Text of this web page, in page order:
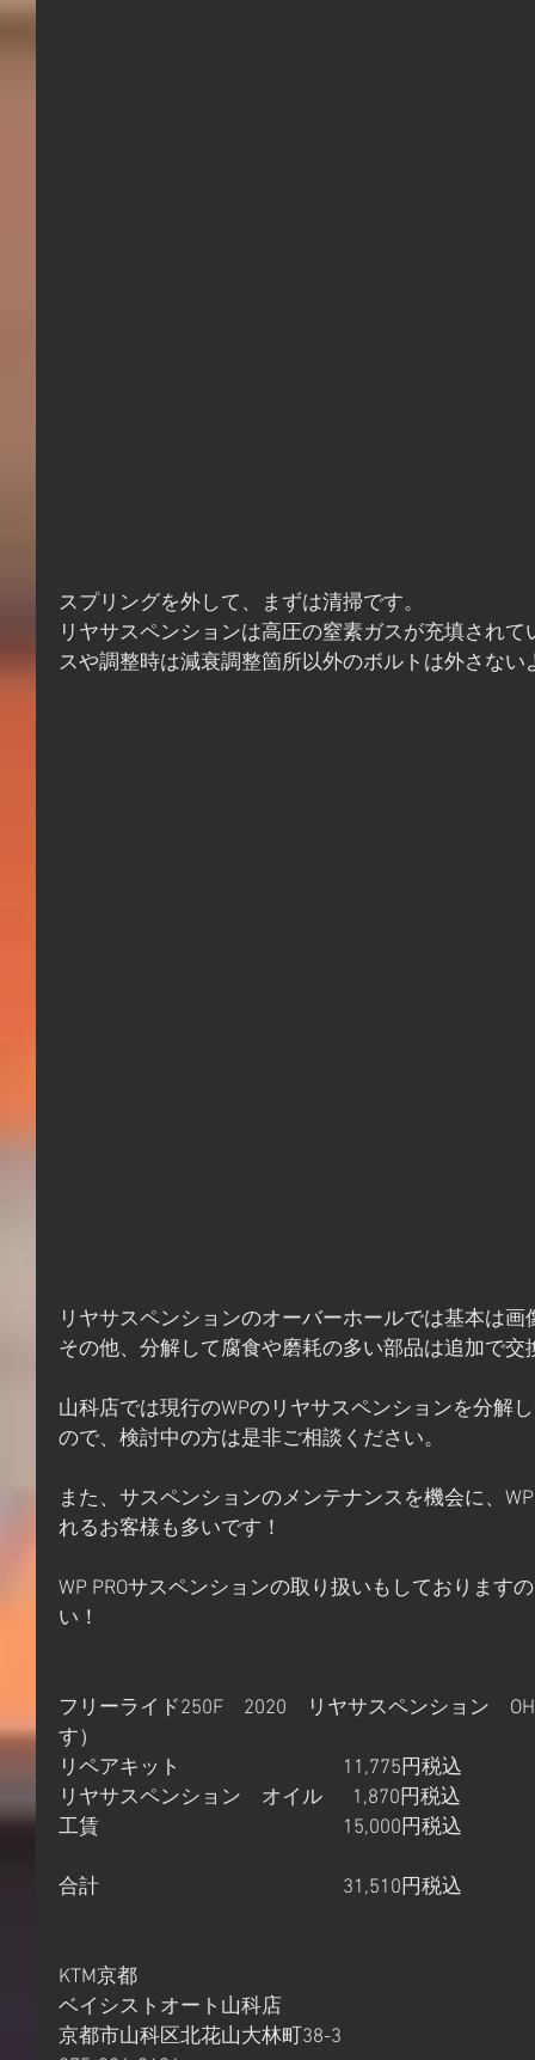
スプリングを外して、まずは清掃です。
リヤサスペンションは高圧の窒素ガスが充填され
スや調整時は減衰調整箇所以外のボルトは外さな
リヤサスペンションのオーバーホールでは基本は
その他、分解して腐食や磨耗の多い部品は追加で交
山科店では現行のWPのリヤサスペンションを分解
ので、検討中の方は是非ご相談ください。
また、サスペンションのメンテナンスを機会に、
れるお客様も多いです！
WP PROサスペンションの取り扱いもしております
い！
フリーライド250F　2020　リヤサスペンション　
す）
リペアキット　　　　　　　　11,775円税込
リヤサスペンション　オイル　  1,870円税込
工賃　　　　　　　　　　　　15,000円税込
合計　　　　　　　　　　　　31,510円税込
KTM京都
ベイシストオート山科店
京都市山科区北花山大林町38-3